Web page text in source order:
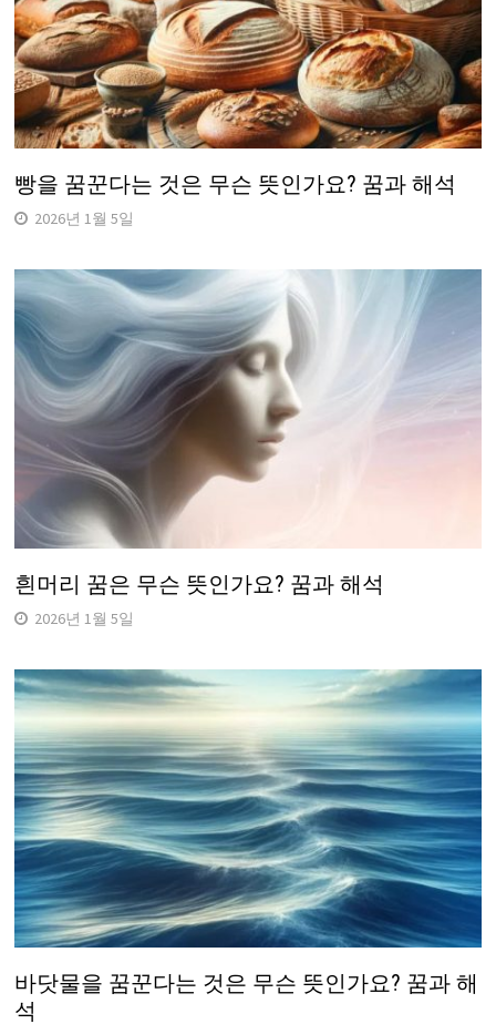
빵을 꿈꾼다는 것은 무슨 뜻인가요? 꿈과 해석
2026년 1월 5일
흰머리 꿈은 무슨 뜻인가요? 꿈과 해석
2026년 1월 5일
바닷물을 꿈꾼다는 것은 무슨 뜻인가요? 꿈과 해
석